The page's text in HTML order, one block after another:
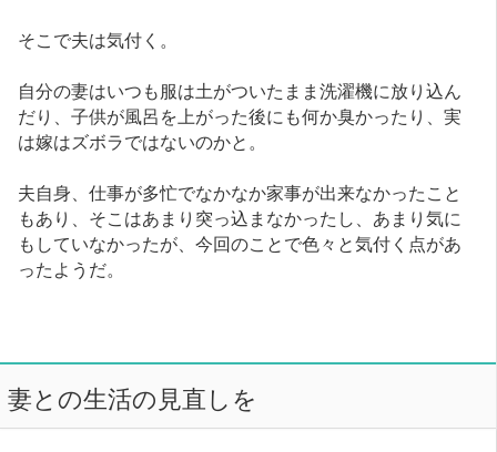
そこで夫は気付く。
自分の妻はいつも服は土がついたまま洗濯機に放り込ん
だり、子供が風呂を上がった後にも何か臭かったり、実
は嫁はズボラではないのかと。
夫自身、仕事が多忙でなかなか家事が出来なかったこと
もあり、そこはあまり突っ込まなかったし、あまり気に
もしていなかったが、今回のことで色々と気付く点があ
ったようだ。
妻との生活の見直しを